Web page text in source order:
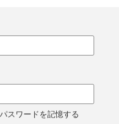
スワードを記憶する